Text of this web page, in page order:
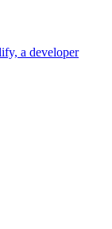
a developer